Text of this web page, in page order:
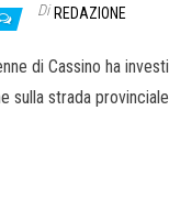
Di REDAZIONE
di Cassino ha
sulla strada